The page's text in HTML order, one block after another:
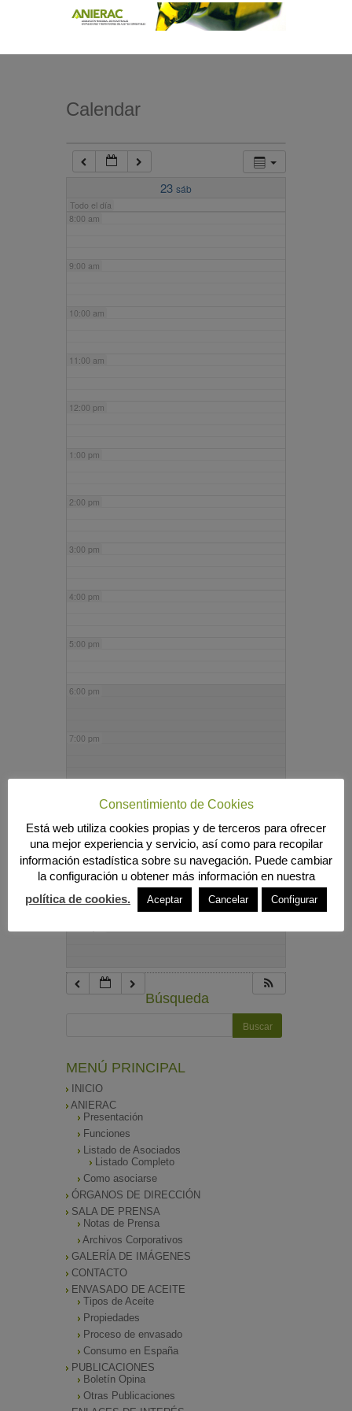
Calendar
23 sáb
Todo el día
7:00 am
8:00 am
9:00 am
10:00 am
11:00 am
12:00 pm
1:00 pm
2:00 pm
3:00 pm
4:00 pm
5:00 pm
6:00 pm
7:00 pm
9:00 pm
10:00 pm
Búsqueda
MENÚ PRINCIPAL
INICIO
ANIERAC
Presentación
Funciones
Listado de Asociados
Listado Completo
Como asociarse
ÓRGANOS DE DIRECCIÓN
SALA DE PRENSA
Notas de Prensa
Archivos Corporativos
GALERÍA DE IMÁGENES
CONTACTO
ENVASADO DE ACEITE
Tipos de Aceite
Propiedades
Proceso de envasado
Consumo en España
PUBLICACIONES
Boletín Opina
Otras Publicaciones
Consentimiento de Cookies
Está web utiliza cookies propias y de terceros para ofrecer
una mejor experiencia y servicio, así como para recopilar
información estadística sobre su navegación. Puede cambiar
la configuración u obtener más información en nuestra
política de cookies.
Aceptar Cancelar Configurar